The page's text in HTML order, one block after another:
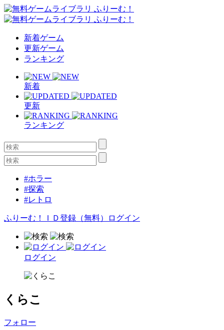
新着ゲーム
更新ゲーム
ランキング
新着
更新
ランキング
#ホラー
#探索
#レトロ
ふりーむ！ＩＤ登録（無料） ログイン
ログイン
くらこ
フォロー